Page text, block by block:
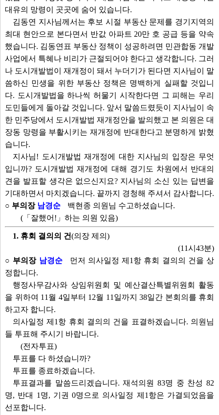
대유의 망령이 곳곳에 숨어 있습니다.
김동연 지사님께서는 후보 시절 부동산 문제를 경기지역의
최대 현안으로 본다면서 반값 아파트 20만 호 공급 등을 약속
했습니다. 김동연표 부동산 정책이 성공하려면 민관합동 개발
사업에서 특혜나 비리가 근절되어야 한다고 생각합니다. 그러
나 도시개발법이 재개정이 돼서 누더기가 된다면 지사님이 말
씀하신 민생을 위한 부동산 정책은 명백하게 실패할 것입니
다. 도시개발법을 하나씩 허물기 시작한다면 그 피해는 우리
도민들에게 돌아갈 것입니다. 앞서 말씀드렸듯이 지사님이 속
한 민주당에서 도시개발법 재개정안을 발의했고 본 의원은 대
장동 망령을 부활시키는 재개정에 반대한다고 분명하게 밝혔
습니다.
지사님! 도시개발법 재개정에 대한 지사님의 입장은 무엇
입니까? 도시개발법 재개정에 대해 경기도 차원에서 반대의
견을 발표할 생각은 없으신지요? 지사님의 소신 있는 답변을
기대하면서 마치겠습니다. 끝까지 경청해 주셔서 감사합니다.
○ 부의장 남경순
백현종 의원님 수고하셨습니다.
(「잘했어!」하는 의원 있음)
1. 휴회 결의의 건(의장 제의)
(11시43분)
○ 부의장 남경순
먼저 의사일정 제1항 휴회 결의의 건을 상
정합니다.
행정사무감사와 상임위원회 및 예산결산특별위원회 활동
을 위하여 11월 4일부터 12월 11일까지 38일간 본회의를 휴회
하고자 합니다.
의사일정 제1항 휴회 결의의 건을 표결하겠습니다. 의원님
들 투표해 주시기 바랍니다.
(전자투표)
투표를 다 하셨습니까?
투표를 종료하겠습니다.
투표결과를 말씀드리겠습니다. 재석의원 83명 중 찬성 82
명, 반대 1명, 기권 0명으로 의사일정 제1항은 가결되었음을
선포합니다.